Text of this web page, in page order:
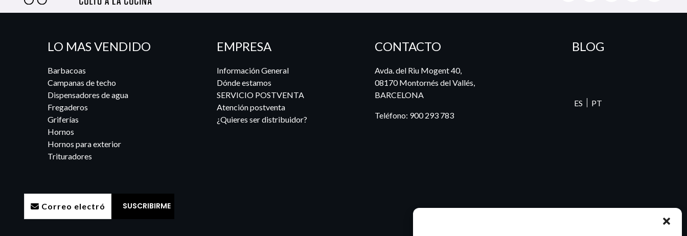
LO MAS VENDIDO
Barbacoas
Campanas de techo
Dispensadores de agua
Fregaderos
Griferías
Hornos
Hornos para exterior
Trituradores
EMPRESA
Información General
Dónde estamos
SERVICIO POSTVENTA
Atención postventa
¿Quieres ser distribuidor?
CONTACTO
Avda. del Riu Mogent 40,
08170 Montornés del Vallés,
BARCELONA
Teléfono: 900 293 783
BLOG
ES PT